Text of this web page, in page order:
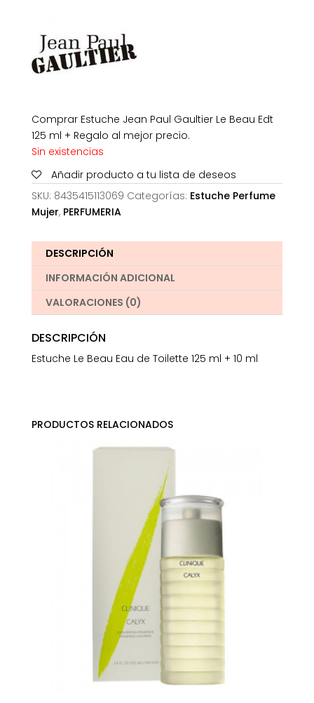
131,00€.
Comprar Estuche Jean Paul Gaultier Le Beau Edt
125 ml + Regalo al mejor precio.
Sin existencias
Añadir producto a tu lista de deseos
SKU: 8435415113069 Categorías: Estuche Perfume
Mujer, PERFUMERIA
DESCRIPCIÓN
INFORMACIÓN ADICIONAL
VALORACIONES (0)
DESCRIPCIÓN
Estuche Le Beau Eau de Toilette 125 ml + 10 ml
PRODUCTOS RELACIONADOS